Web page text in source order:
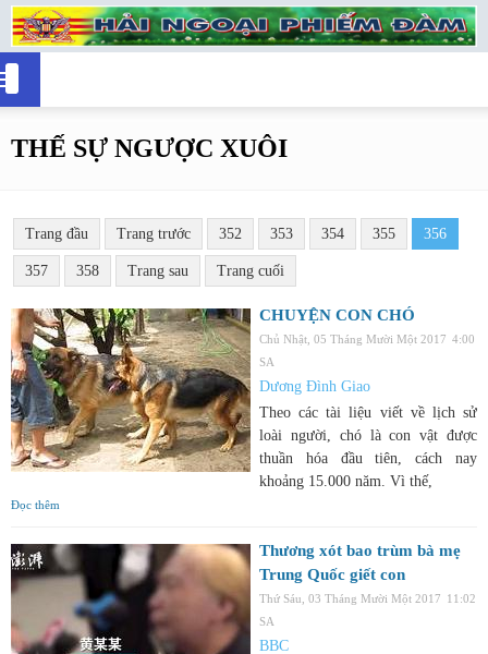
THẾ SỰ NGƯỢC XUÔI
Trang đầu Trang trước 352 353 354 355 356
357 358 Trang sau Trang cuối
CHUYỆN CON CHÓ
Chủ Nhật, 05 Tháng Mười Một 2017 4:00
SA
Dương Đình Giao
Theo các tài liệu viết về lịch sử
loài người, chó là con vật được
thuần hóa đầu tiên, cách nay
khoảng 15.000 năm. Vì thế,
Đọc thêm
Thương xót bao trùm bà mẹ
Trung Quốc giết con
Thứ Sáu, 03 Tháng Mười Một 2017 11:02
SA
BBC